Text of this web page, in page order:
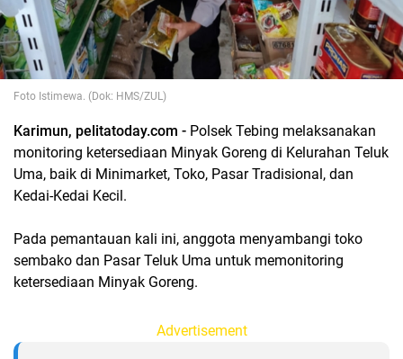
Foto Istimewa. (Dok: HMS/ZUL)
Karimun, pelitatoday.com - Polsek Tebing melaksanakan
monitoring ketersediaan Minyak Goreng di Kelurahan Teluk
Uma, baik di Minimarket, Toko, Pasar Tradisional, dan
Kedai-Kedai Kecil.
Pada pemantauan kali ini, anggota menyambangi toko
sembako dan Pasar Teluk Uma untuk memonitoring
ketersediaan Minyak Goreng.
Advertisement